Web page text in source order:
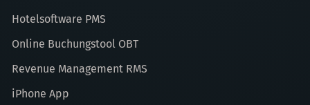
Hotelsoftware PMS
Online Buchungstool OBT
Revenue Management RMS
iPhone App